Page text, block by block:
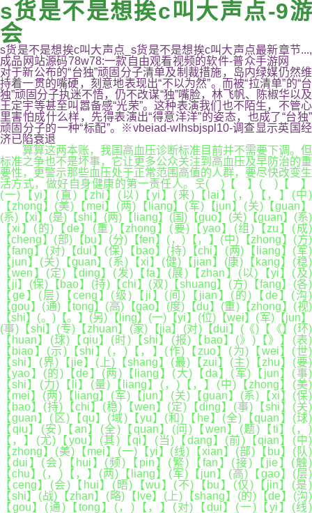
s货是不是想挨c叫大声点-9游
会
s货是不是想挨c叫大声点_s货是不是想挨c叫大声点最新章节...,
成品网站源码78w78:一款自由观看视频的软件-普众手游网
对于新公布的“台独”顽固分子清单及制裁措施，岛内绿媒仍然维
持着一贯的嘴硬，刻意地表现出“不以为然”。而被“拉清单”的“台
独”顽固分子执迷不悟，仍不改谋“独”嘴脸，林飞帆、陈椒华以及
王定宇等甚至叫嚣备感“光荣”。这种表演我们也不陌生，不管心
里害怕成什么样，先得表演出“得意洋洋”的姿态，也成了“台独”
顽固分子的一种“标配”。※vbeiad-wlhsbjspl10-调查显示英国经
济已陷衰退
算算这两本账，我国高血压诊断标准目前并不需要下调。但
标准之争也不是坏事，它让更多公众关注到高血压及早防治的重
要性，更警示那些血压处于正常范围高值的人群，要尽快改变生
活方式，做好自身健康的第一责任人。웃( )【 】( )【 】
(一)【yi】(直)【zhi】(以)【yi】(来)【lai】(，)【，】(中)
【zhong】(美)【mei】(两)【liang】(军)【jun】(关)【guan】
(系)【xi】(是)【shi】(两)【liang】(国)【guo】(关)【guan】(系)
【xi】(的)【de】(重)【zhong】(要)【yao】(组)【zu】(成)
【cheng】(部)【bu】(分)【fen】(，)【，】(中)【zhong】(方)
【fang】(对)【dui】(保)【bao】(持)【chi】(两)【liang】(军)
【jun】(关)【guan】(系)【xi】(健)【jian】(康)【kang】(稳)
【wen】(定)【ding】(发)【fa】(展)【zhan】(以)【yi】(及)
【ji】(保)【bao】(持)【chi】(双)【shuang】(方)【fang】(各)
【ge】(层)【ceng】(级)【ji】(间)【jian】(的)【de】(沟)
【gou】(通)【tong】(高)【gao】(度)【du】(重)【zhong】(视)
【shi】(。)【。】(另)【ling】(一)【yi】(位)【wei】(军)【jun】
(事)【shi】(专)【zhuan】(家)【jia】(对)【dui】(《)【《】(环)
【huan】(球)【qiu】(时)【shi】(报)【bao】(》)【》】(表)
【biao】(示)【shi】(，)【，】(作)【zuo】(为)【wei】(世)
【shi】(界)【jie】(上)【shang】(最)【zui】(主)【zhu】(要)
【yao】(的)【de】(两)【liang】(大)【da】(军)【jun】(事)
【shi】(力)【li】(量)【liang】(，)【，】(中)【zhong】(美)
【mei】(两)【liang】(军)【jun】(关)【guan】(系)【xi】(保)
【bao】(持)【chi】(稳)【wen】(定)【ding】(事)【shi】(关)
【guan】(区)【qu】(域)【yu】(和)【he】(全)【quan】(球)
【qiu】(安)【an】(全)【quan】(问)【wen】(题)【ti】(，)
【，】(尤)【you】(其)【qi】(当)【dang】(前)【qian】(中)
【zhong】(美)【mei】(一)【yi】(线)【xian】(部)【bu】(队)
【dui】(会)【hui】(频)【pin】(繁)【fan】(接)【jie】(触)
【chu】(，)【，】(两)【liang】(军)【jun】(高)【gao】(层)
【ceng】(会)【hui】(晤)【wu】(不)【bu】(仅)【jin】(是)
【shi】(战)【zhan】(略)【lve】(上)【shang】(的)【de】(沟)
【gou】(通)【tong】(，)【，】(对)【dui】(一)【yi】(线)